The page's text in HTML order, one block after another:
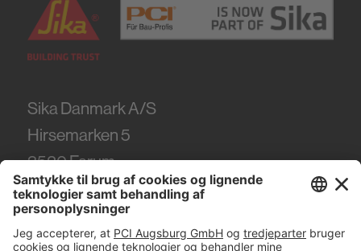
Sika Danmark A/S
Hirsemarken 5
3520Farum
Tel. +45 86 61 22 99